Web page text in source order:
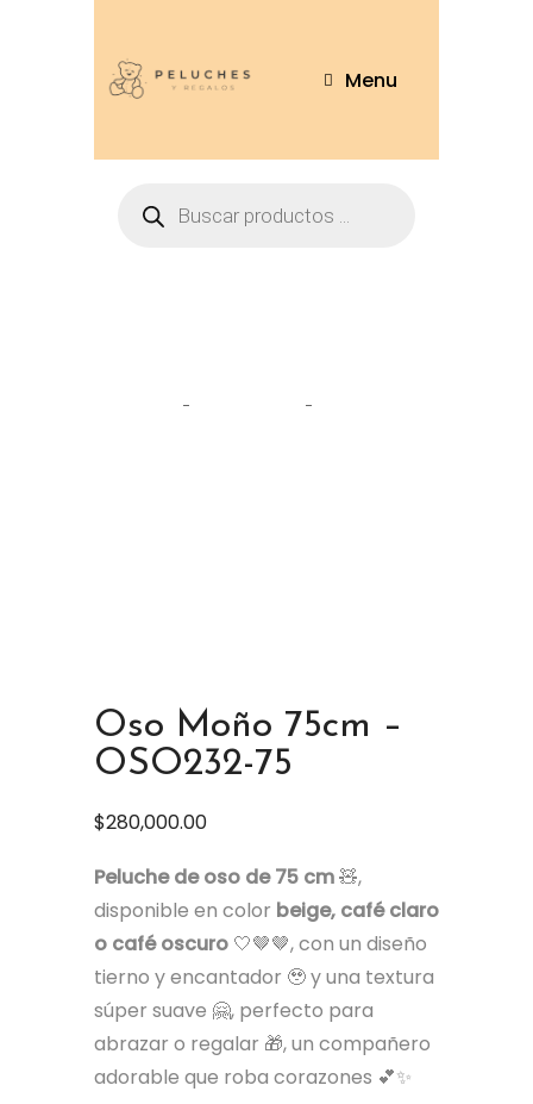
Menu
Oso Moño 75cm –
OSO232-75
$280,000.00
Peluche de oso de 75 cm🧸,
disponible en color beige, café claro
o café oscuro 🤍🤎🤎, con un diseño
tierno y encantador 🥹 y una textura
súper suave 🤗, perfecto para
abrazar o regalar 🎁, un compañero
adorable que roba corazones 💕✨